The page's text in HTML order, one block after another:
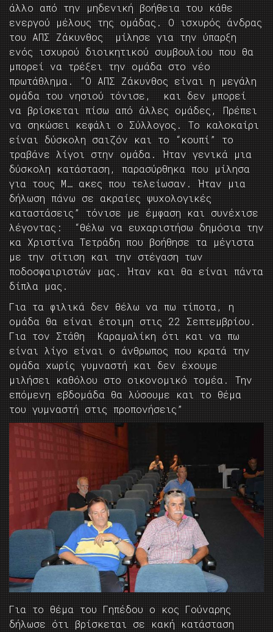
άλλο από την μηδενική βοήθεια του κάθε
ενεργού μέλους της ομάδας. Ο ισχυρός άνδρας
του ΑΠΣ Ζάκυνθος μίλησε για την ύπαρξη
ενός ισχυρού διοικητικού συμβουλίου που θα
μπορεί να τρέξει την ομάδα στο νέο
πρωτάθλημα. “Ο ΑΠΣ Ζάκυνθος είναι η μεγάλη
ομάδα του νησιού τόνισε, και δεν μπορεί
να βρίσκεται πίσω από άλλες ομάδες, Πρέπει
να σηκώσει κεφάλι ο Σύλλογος. Το καλοκαίρι
είναι δύσκολη σαιζόν και το “κουπί” το
τραβάνε λίγοι στην ομάδα. Ήταν γενικά μια
δύσκολη κατάσταση, παρασύρθηκα που μίλησα
για τους Μ… ακες που τελείωσαν. Ήταν μια
δήλωση πάνω σε ακραίες ψυχολογικές
καταστάσεις” τόνισε με έμφαση και συνέχισε
λέγοντας: “θέλω να ευχαριστήσω δημόσια την
κα Χριστίνα Τετράδη που βοήθησε τα μέγιστα
με την σίτιση και την στέγαση των
ποδοσφαιριστών μας. Ήταν και θα είναι πάντα
δίπλα μας.
Για τα φιλικά δεν θέλω να πω τίποτα, η
ομάδα θα είναι έτοιμη στις 22 Σεπτεμβρίου.
Για τον Στάθη Καραμαλίκη ότι και να πω
είναι λίγο είναι ο άνθρωπος που κρατά την
ομάδα χωρίς γυμναστή και δεν έχουμε
μιλήσει καθόλου στο οικονομικό τομέα. Την
επόμενη εβδομάδα θα λύσουμε και το θέμα
του γυμναστή στις προπονήσεις”
Για το θέμα του Γηπέδου ο κος Γούναρης
δήλωσε ότι βρίσκεται σε κακή κατάσταση